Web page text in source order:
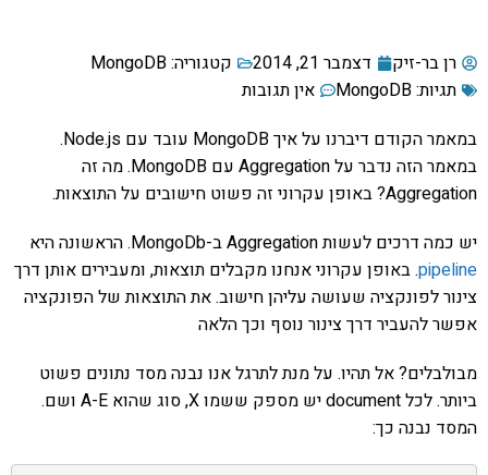
רן בר-זיק דצמבר 21, 2014 קטגוריה:MongoDB
תגיות:MongoDB
אין תגובות
במאמר הקודם דיברנו על איך MongoDB עובד עם Node.js.
במאמר הזה נדבר על Aggregation עם MongoDB. מה זה
Aggregation? באופן עקרוני זה פשוט חישובים על התוצאות.
יש כמה דרכים לעשות Aggregation ב-MongoDb. הראשונה היא
pipeline. באופן עקרוני אנחנו מקבלים תוצאות, ומעבירים אותן דרך
צינור לפונקציה שעושה עליהן חישוב. את התוצאות של הפונקציה
אפשר להעביר דרך צינור נוסף וכך הלאה
מבולבלים? אל תהיו. על מנת לתרגל אנו נבנה מסד נתונים פשוט
ביותר. לכל document יש מספק ששמו X, סוג שהוא A-E ושם.
המסד נבנה כך: